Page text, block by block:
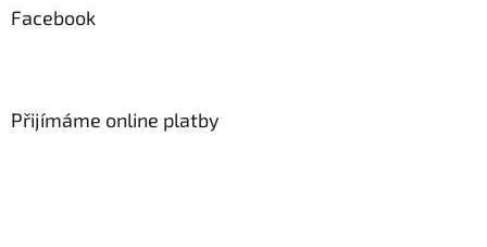
Facebook
Přijímáme online platby